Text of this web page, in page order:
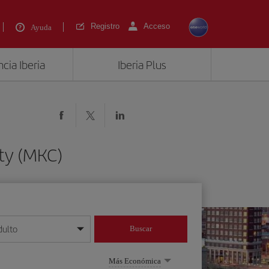
Ayuda Registro Acceso
Iberia Iberia Plus
(MKC)
mes/año
Buscar
Más Económica